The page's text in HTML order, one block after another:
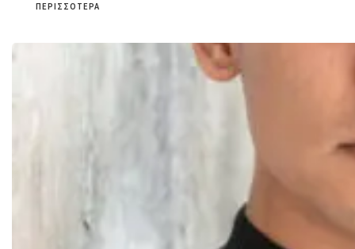
ΠΕΡΙΣΣΌΤΕΡΑ